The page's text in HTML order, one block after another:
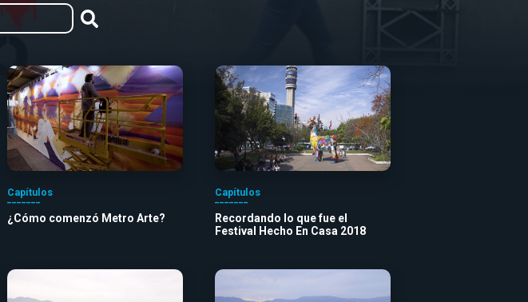
Capítulos
¿Cómo comenzó Metro Arte?
Capítulos
Recordando lo que fue el
Festival Hecho En Casa 2018